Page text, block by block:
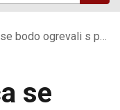
na pelete Moretti Design Globe Glass
se